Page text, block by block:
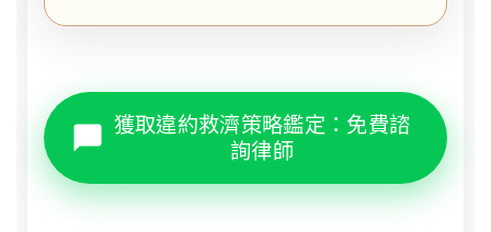
獲取違約救濟策略鑑定：免費諮
詢律師